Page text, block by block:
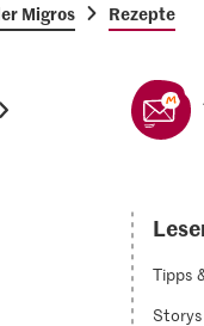
Migros Rezepte
Tipps
Storys